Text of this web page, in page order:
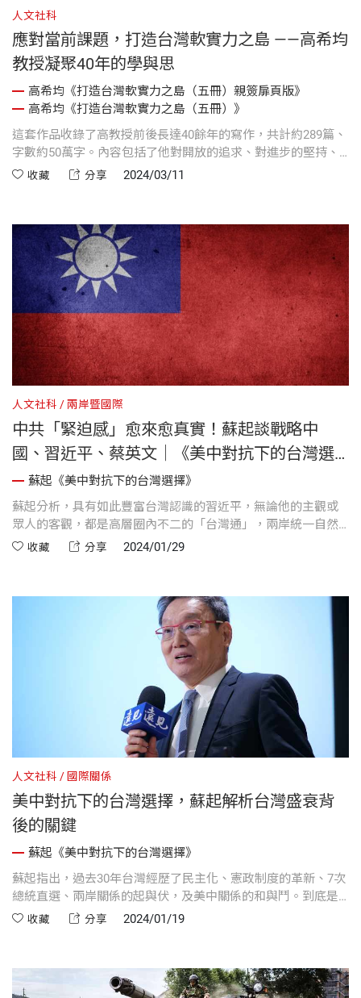
人文社科
應對當前課題，打造台灣軟實力之島 ——高希均
教授凝聚40年的學與思
高希均《打造台灣軟實力之島（五冊）親簽扉頁版》
高希均《打造台灣軟實力之島（五冊）》
這套作品收錄了高教授前後長達40餘年的寫作，共計約289篇、
字數約50萬字。內容包括了他對開放的追求、對進步的堅持、
對文明的嚮往、對和平的迫切，以及對學習的鼓吹，盼藉此提
收藏 分享 2024/03/11
人文社科 兩岸暨國際
中共「緊迫感」愈來愈真實！蘇起談戰略中
國、習近平、蔡英文｜《美中對抗下的台灣選
擇》蘇起《美中對抗下的台灣選擇》
蘇起分析，具有如此豐富台灣認識的習近平，無論他的主觀或
眾人的客觀，都是高層圈內不二的「台灣通」，兩岸統一自然
也是他無可迴避的歷史責任。如果成功，他將是中國統一的
收藏 分享 2024/01/29
人文社科 國際關係
美中對抗下的台灣選擇，蘇起解析台灣盛衰背
後的關鍵
蘇起《美中對抗下的台灣選擇》
蘇起指出，過去30年台灣經歷了民主化、憲政制度的革新、7次
總統直選、兩岸關係的起與伏，及美中關係的和與鬥。到底是
什麼因素導致台灣由盛而衰？ 它們之間的相互影響是什麼？
收藏 分享 2024/01/19